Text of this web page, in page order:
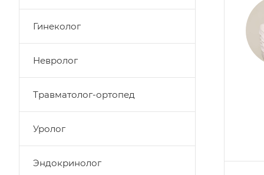
Гинеколог
Невролог
Травматолог-ортопед
Уролог
Эндокринолог